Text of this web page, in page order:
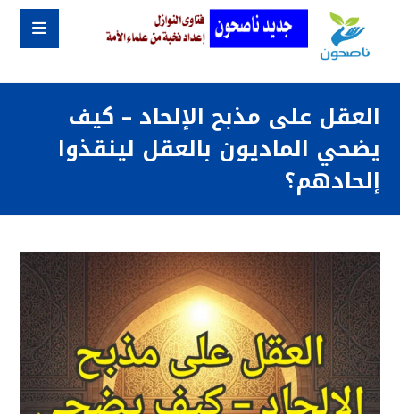
العقل على مذبح الإلحاد – كيف
يضحي الماديون بالعقل لينقذوا
إلحادهم؟